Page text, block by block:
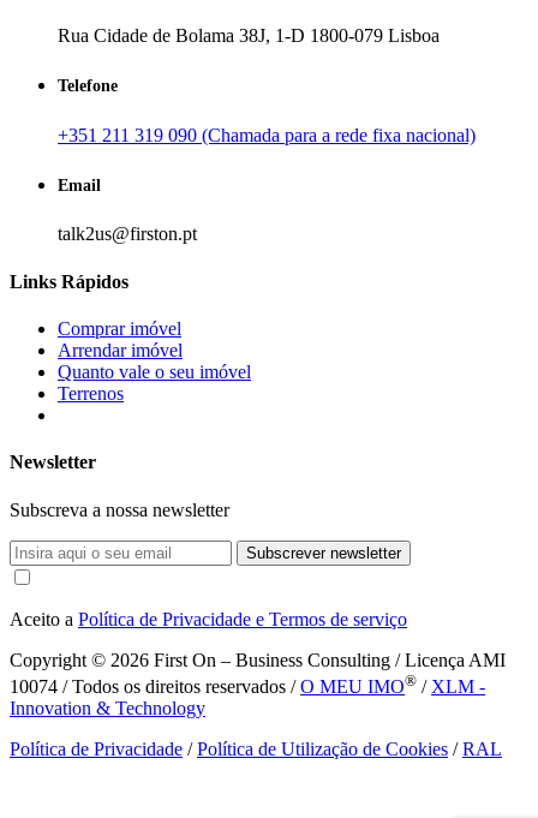
Rua Cidade de Bolama 38J, 1-D 1800-079 Lisboa
Telefone
+351 211 319 090 (Chamada para a rede fixa nacional)
Email
talk2us@firston.pt
Links Rápidos
Comprar imóvel
Arrendar imóvel
Quanto vale o seu imóvel
Terrenos
Newsletter
Subscreva a nossa newsletter
Subscrever newsletter
Aceito a Política de Privacidade e Termos de serviço
Copyright © 2026 First On – Business Consulting / Licença AMI
10074 / Todos os direitos reservados /O MEU IMO® / XLM -
Innovation & Technology
Política de Privacidade /Política de Utilização de Cookies /RAL